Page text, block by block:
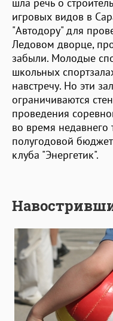
игровых видов в
"Автодору" для
Ледовом дворце,
забыли. Молодые
школьных
навстречу. Но эти
ограничиваются
проведения
во время недавнего
полугодовой
клуба "Энергетик".